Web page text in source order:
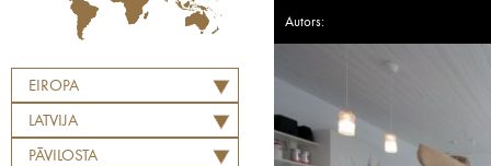
EIROPA
LATVIJA
PĀVILOSTA
Autors: